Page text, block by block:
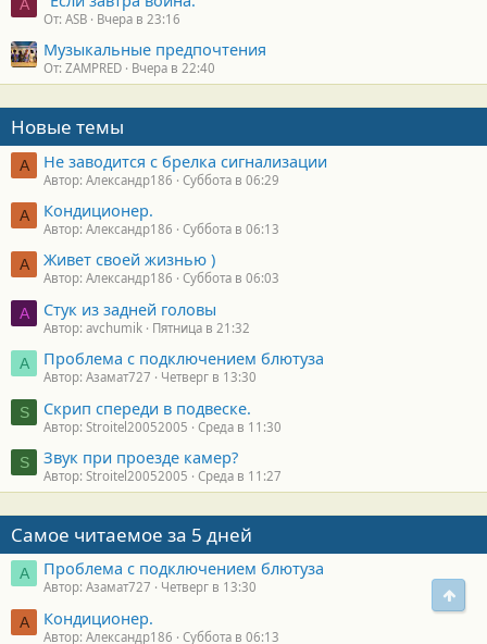
A
От: ASB Вчера в 23:16
Музыкальные предпочтения
От: ZAMPRED Вчера в 22:40
Новые темы
А Не заводится с брелка сигнализации
Автор: Александр186 Суббота в 06:29
А Кондиционер.
Автор: Александр186 Суббота в 06:13
А Живет своей жизнью )
Автор: Александр186 Суббота в 06:03
A Стук из задней головы
Автор: avchumik Пятница в 21:32
А Проблема с подключением блютуза
Автор: Азамат727 Четверг в 13:30
S Скрип спереди в подвеске.
Автор: Stroitel20052005 Среда в 11:30
S Звук при проезде камер?
Автор: Stroitel20052005 Среда в 11:27
Самое читаемое за 5 дней
А Проблема с подключением блютуза
Автор: Азамат727 Четверг в 13:30
А Кондиционер.
Автор: Александр186 Суббота в 06:13